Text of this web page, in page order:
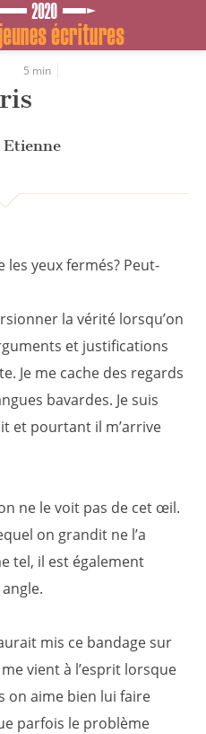
5 min
Etienne
les yeux fermés? Peut-
la vérité lorsqu’on
et justifications
Je me cache des regards
bavardes. Je suis
et pourtant il m’arrive
ne le voit pas de cet œil.
on grandit ne l’a
tel, il est également
mis ce bandage sur
vient à l’esprit lorsque
on aime bien lui faire
parfois le problème